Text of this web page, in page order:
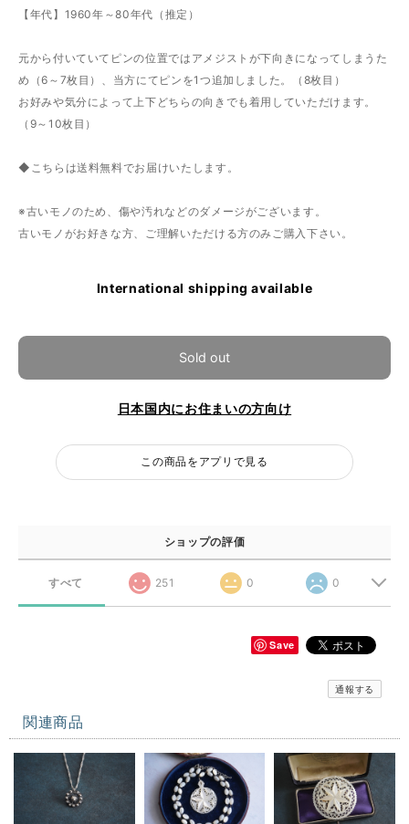
【年代】1960年～80年代（推定）
元から付いていてピンの位置ではアメジストが下向きになってしまうた
め（6～7枚目）、当方にてピンを1つ追加しました。（8枚目）
お好みや気分によって上下どちらの向きでも着用していただけます。
（9～10枚目）
◆こちらは送料無料でお届けいたします。
※古いモノのため、傷や汚れなどのダメージがございます。
古いモノがお好きな方、ご理解いただける方のみご購入下さい。
International shipping available
Sold out
日本国内にお住まいの方向け
この商品をアプリで見る
ショップの評価
すべて 251 0 0
Save
通報する
関連商品